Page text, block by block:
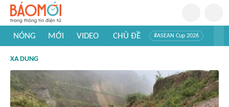
NÓNG MỚI VIDEO CHỦ ĐỀ #ASEAN Cup 2026
#Khám phá thế giới
XA DUNG